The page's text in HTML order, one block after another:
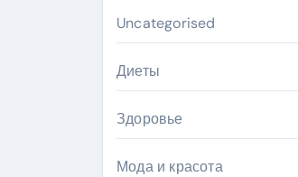
Uncategorised
Диеты
Здоровье
Мода и красота